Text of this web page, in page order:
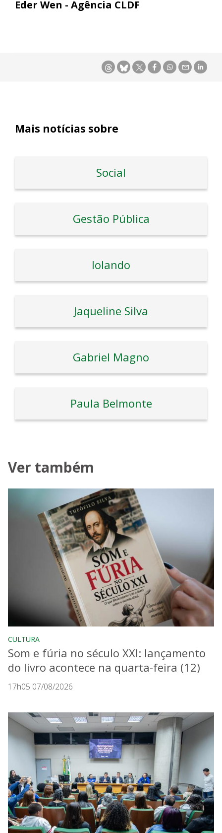
Eder Wen - Agência CLDF
Mais notícias sobre
Social
Gestão Pública
Iolando
Jaqueline Silva
Gabriel Magno
Paula Belmonte
Ver também
CULTURA
Som e fúria no século XXI: lançamento
do livro acontece na quarta-feira (12)
17h05 07/08/2026